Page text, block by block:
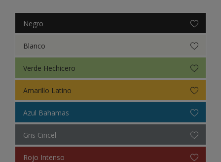
Negro
Blanco
Verde Hechicero
Amarillo Latino
Azul Bahamas
Gris Cincel
Rojo Intenso